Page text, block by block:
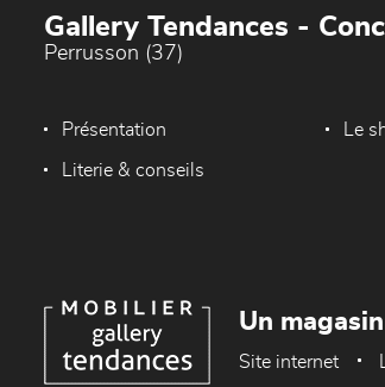
Gallery Tendances -
Perrusson (37)
Présentation Le
Literie & conseils
Un
Site internet